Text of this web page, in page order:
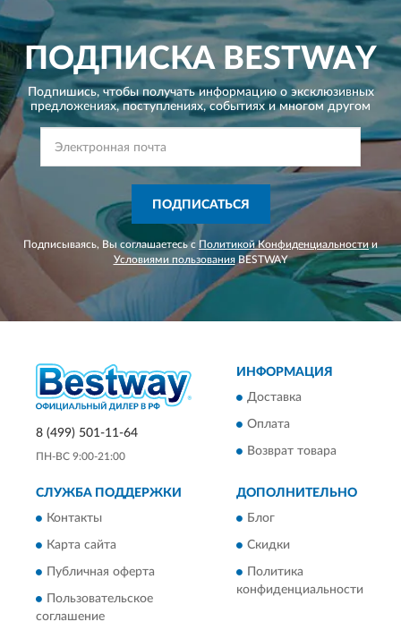
ПОДПИСКАBESTWAY
Подпишись, чтобы получать информацию о эксклюзивных
предложениях,поступлениях, событиях и многом другом
ПОДПИСАТЬСЯ
Подписываясь, Вы соглашаетесь с Политикой Конфиденциальности и
Условиями пользованияBESTWAY
8 (499) 501-11-64
ПН-ВС 9:00-21:00
ИНФОРМАЦИЯ
Доставка
Оплата
Возврат товара
СЛУЖБА ПОДДЕРЖКИ
Контакты
Карта сайта
Публичная оферта
Пользовательское
соглашение
ДОПОЛНИТЕЛЬНО
Блог
Скидки
Политика
конфиденциальности